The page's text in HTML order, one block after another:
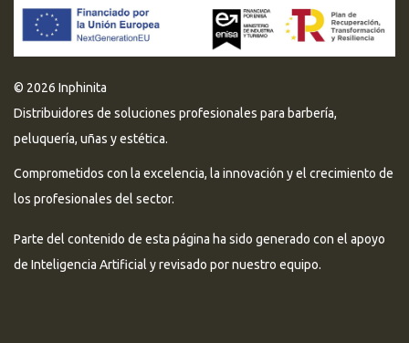
© 2026 Inphinita
Distribuidores de soluciones profesionales para barbería,
peluquería, uñas y estética.
Comprometidos con la excelencia, la innovación y el crecimiento de
los profesionales del sector.
Parte del contenido de esta página ha sido generado con el apoyo
de Inteligencia Artificial y revisado por nuestro equipo.